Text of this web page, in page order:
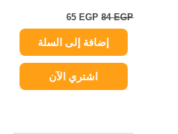
84EGP
65 EGP
إضافة إلى السلة
اشتري الآن